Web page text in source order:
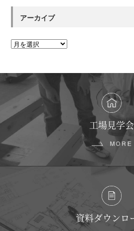
アーカイブ
ア
ブ
工場見学会
資料ダウンロ